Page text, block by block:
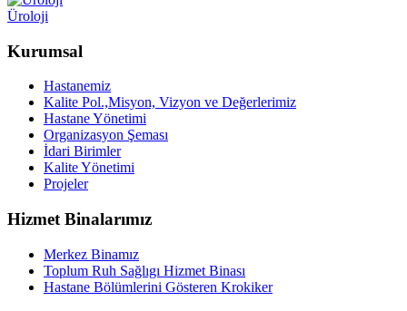
Üroloji
Kurumsal
Hastanemiz
Kalite Pol.,Misyon, Vizyon ve Değerlerimiz
Hastane Yönetimi
Organizasyon Şeması
İdari Birimler
Kalite Yönetimi
Projeler
Hizmet Binalarımız
Merkez Binamız
Toplum Ruh Sağlıgı Hizmet Binası
Hastane Bölümlerini Gösteren Krokiker